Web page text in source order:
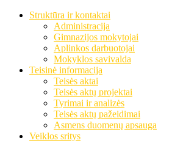
Struktūra ir kontaktai
Administracija
Gimnazijos mokytojai
Aplinkos darbuotojai
Mokyklos savivalda
Teisinė informacija
Teisės aktai
Teisės aktų projektai
Tyrimai ir analizės
Teisės aktų pažeidimai
Asmens duomenų apsauga
Veiklos sritys